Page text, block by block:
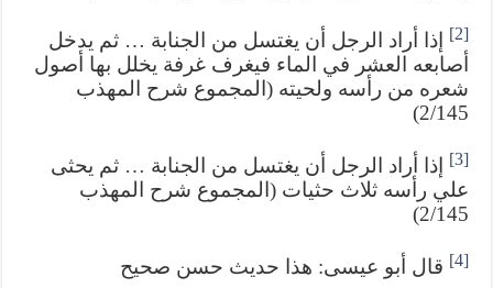
[2]
إذا أراد الرجل أن يغتسل من الجنابة … ثم يدخل
أصابعه العشر في الماء فيغرف غرفة يخلل بها أصول
شعره من رأسه ولحيته (المجموع شرح المهذب
2/145)
[3]
إذا أراد الرجل أن يغتسل من الجنابة … ثم يحثى
علي رأسه ثلاث حثيات (المجموع شرح المهذب
2/145)
[4] قال أبو عيسى: هذا حديث حسن صحيح